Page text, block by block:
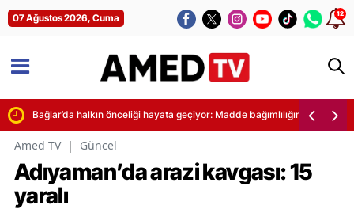
07 Ağustos 2026, Cuma 12
Bağlar’da halkın önceliği hayata geçiyor: Madde bağımlılığına karşı dev
Amed TV | Güncel
Adıyaman’da arazi kavgası: 15
yaralı